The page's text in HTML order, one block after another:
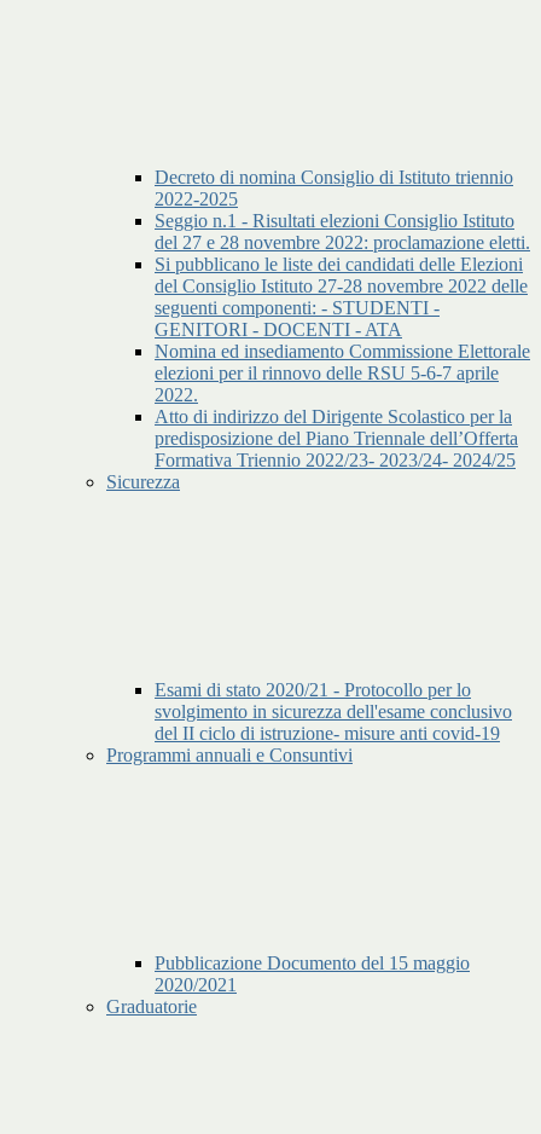
Decreto di nomina Consiglio di Istituto triennio
2022-2025
Seggio n.1 - Risultati elezioni Consiglio Istituto
del 27 e 28 novembre 2022: proclamazione eletti.
Si pubblicano le liste dei candidati delle Elezioni
del Consiglio Istituto 27-28 novembre 2022 delle
seguenti componenti: - STUDENTI -
GENITORI - DOCENTI - ATA
Nomina ed insediamento Commissione Elettorale
elezioni per il rinnovo delle RSU 5-6-7 aprile
2022.
Atto di indirizzo del Dirigente Scolastico per la
predisposizione del Piano Triennale dell’Offerta
Formativa Triennio 2022/23- 2023/24- 2024/25
Sicurezza
Esami di stato 2020/21 - Protocollo per lo
svolgimento in sicurezza dell'esame conclusivo
del II ciclo di istruzione- misure anti covid-19
Programmi annuali e Consuntivi
Pubblicazione Documento del 15 maggio
2020/2021
Graduatorie